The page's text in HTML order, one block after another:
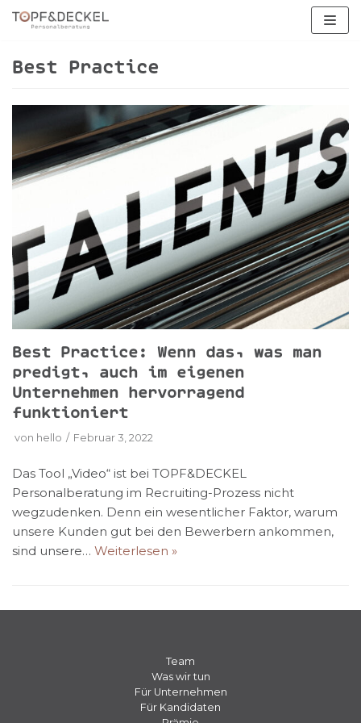
Zum
Best Practice
Best Practice: Wenn das, was man
predigt, auch im eigenen
Unternehmen hervorragend
funktioniert
von hello Februar 3, 2022
Das Tool „Video“ ist bei TOPF&DECKEL
Personalberatung im Recruiting-Prozess nicht
wegzudenken. Denn ein wesentlicher Faktor, warum
unsere Kunden gut bei den Bewerbern ankommen,
sind unsere… Weiterlesen »
Team
Was wir tun
Für Unternehmen
Für Kandidaten